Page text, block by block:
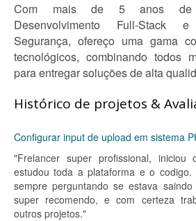
Com mais de 5 anos de
Desenvolvimento Full-Stack
Segurança, ofereço uma gama
tecnológicos, combinando todos
para entregar soluções de alta
Histórico de projetos &
Configurar input de upload em sistema
"Frelancer super profissional,
estudou toda a plataforma e o
sempre perguntando se estava
super recomendo, e com certeza
outros projetos."